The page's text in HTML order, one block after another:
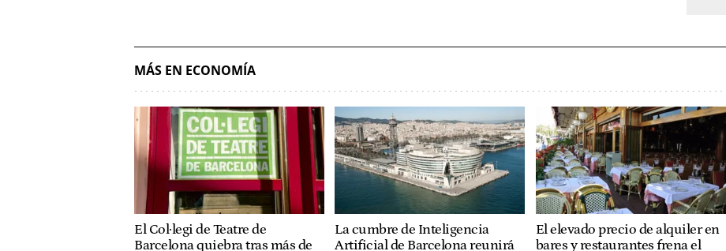
MÁS EN ECONOMÍA
El Col·legi de Teatre de
Barcelona quiebra tras más de
La cumbre de Inteligencia
Artificial de Barcelona reunirá
El elevado precio de alquiler en
bares y restaurantes frena el